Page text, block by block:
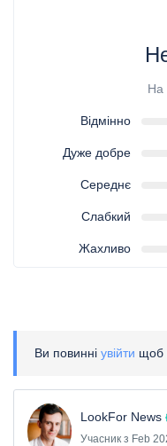
На
Відмінно
Дуже добре
Середнє
Слабкий
Жахливо
Ви повинні увійти щоб
LookFor News
Учасник з Feb